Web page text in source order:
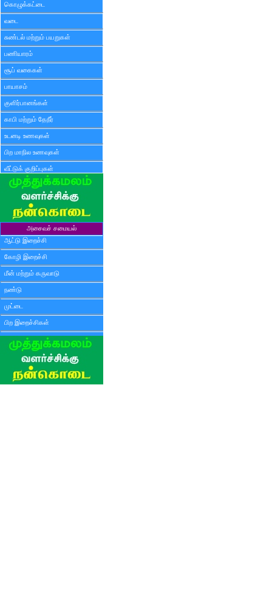
கொழுக்கட்டை
வடை
சுண்டல் மற்றும் பயறுகள்
பணியாரம்
சூப் வகைகள்
பாயாசம்
குளிர்பானங்கள்
காபி மற்றும் தேநீர்
உடனடி உணவுகள்
பிற மாநில உணவுகள்
வீட்டுக் குறிப்புகள்
அசைவச் சமையல்
ஆட்டு இறைச்சி
கோழி இறைச்சி
மீன் மற்றும் கருவாடு
நண்டு
முட்டை
பிற இறைச்சிகள்